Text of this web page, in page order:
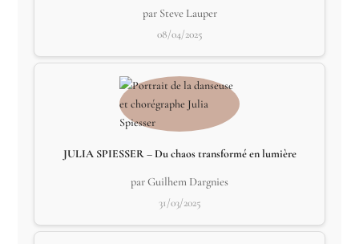
par Steve Lauper
08/04/2025
JULIA SPIESSER – Du chaos transformé en lumière
par Guilhem Dargnies
31/03/2025